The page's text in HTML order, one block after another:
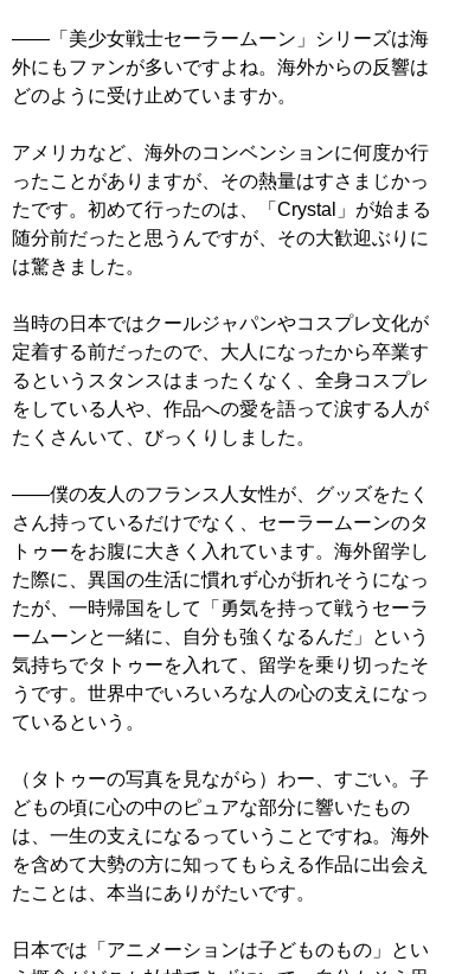
――「美少女戦士セーラームーン」シリーズは海
外にもファンが多いですよね。海外からの反響は
どのように受け止めていますか。
アメリカなど、海外のコンベンションに何度か行
ったことがありますが、その熱量はすさまじかっ
たです。初めて行ったのは、「Crystal」が始まる
随分前だったと思うんですが、その大歓迎ぶりに
は驚きました。
当時の日本ではクールジャパンやコスプレ文化が
定着する前だったので、大人になったから卒業す
るというスタンスはまったくなく、全身コスプレ
をしている人や、作品への愛を語って涙する人が
たくさんいて、びっくりしました。
――僕の友人のフランス人女性が、グッズをたく
さん持っているだけでなく、セーラームーンのタ
トゥーをお腹に大きく入れています。海外留学し
た際に、異国の生活に慣れず心が折れそうになっ
たが、一時帰国をして「勇気を持って戦うセーラ
ームーンと一緒に、自分も強くなるんだ」という
気持ちでタトゥーを入れて、留学を乗り切ったそ
うです。世界中でいろいろな人の心の支えになっ
ているという。
（タトゥーの写真を見ながら）わー、すごい。子
どもの頃に心の中のピュアな部分に響いたもの
は、一生の支えになるっていうことですね。海外
を含めて大勢の方に知ってもらえる作品に出会え
たことは、本当にありがたいです。
日本では「アニメーションは子どものもの」とい